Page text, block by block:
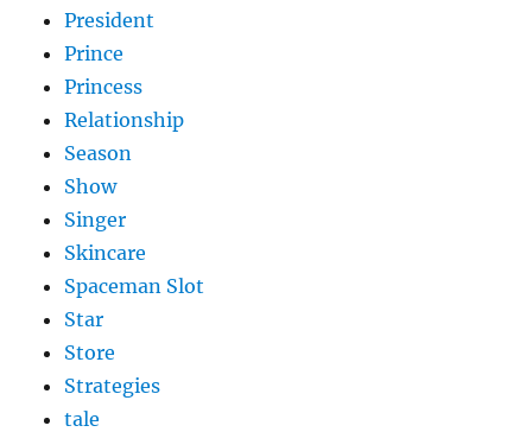
President
Prince
Princess
Relationship
Season
Show
Singer
Skincare
Spaceman Slot
Star
Store
Strategies
tale